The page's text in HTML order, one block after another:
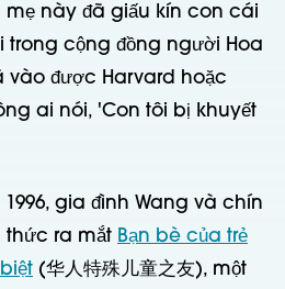
này đã giấu kín con cái
trong cộng đồng người Hoa
vào được Harvard hoặc
ai nói, 'Con tôi bị khuyết
gia đình Wang và chín
ra mắt Bạn bè của trẻ
(华人特殊儿童之友), một